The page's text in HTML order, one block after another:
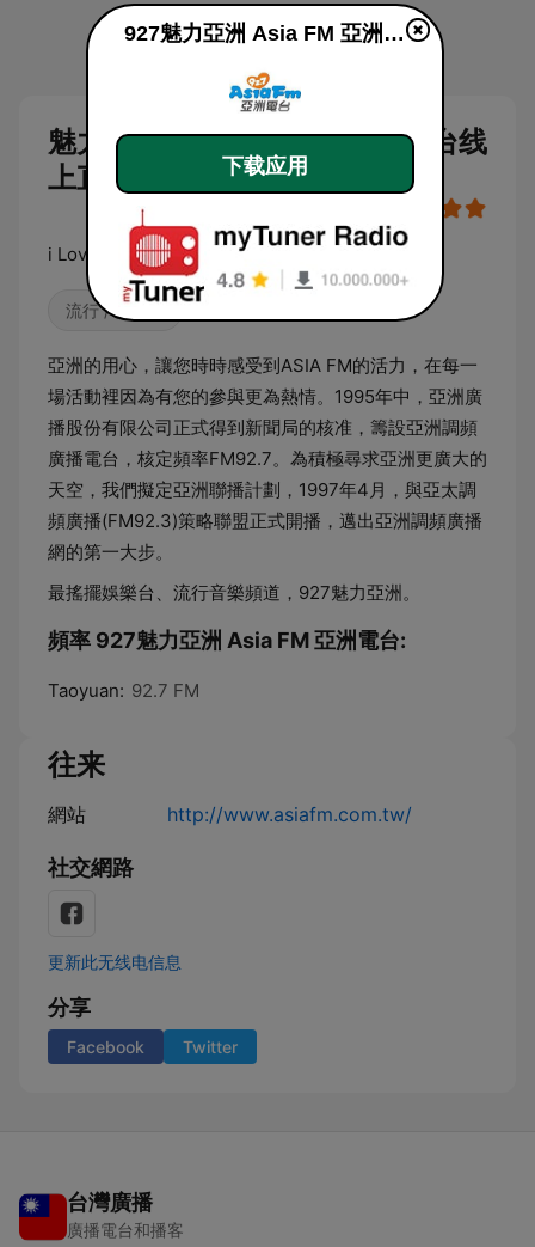
魅力亚洲 Asia fm92 7 广播电台线
上直播
i Love Asia Fm
流行 / 四十強
亞洲的用心，讓您時時感受到ASIA FM的活力，在每一
場活動裡因為有您的參與更為熱情。1995年中，亞洲廣
播股份有限公司正式得到新聞局的核准，籌設亞洲調頻
廣播電台，核定頻率FM92.7。為積極尋求亞洲更廣大的
天空，我們擬定亞洲聯播計劃，1997年4月，與亞太調
頻廣播(FM92.3)策略聯盟正式開播，邁出亞洲調頻廣播
網的第一大步。
最搖擺娛樂台、流行音樂頻道，927魅力亞洲。
頻率 927魅力亞洲 Asia FM 亞洲電台:
Taoyuan: 92.7 FM
往来
網站 http://www.asiafm.com.tw/
社交網路
更新此无线电信息
分享
Facebook Twitter
台灣廣播
廣播電台和播客
927魅力亞洲 Asia FM 亞洲電台 live
下载应用